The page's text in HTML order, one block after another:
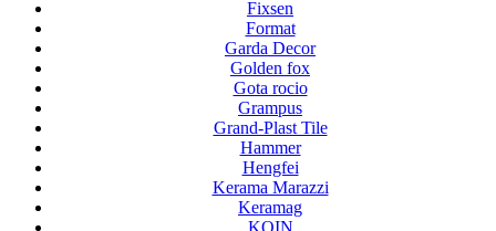
Fixsen
Format
Garda Decor
Golden fox
Gota rocio
Grampus
Grand-Plast Tile
Hammer
Hengfei
Kerama Marazzi
Keramag